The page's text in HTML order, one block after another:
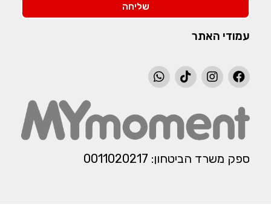
שליחה
עמודי האתר
ספק משרד הביטחון: 0011020217​​